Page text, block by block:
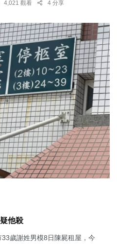
4,021 觀看 4 分享
他殺
33歲謝姓男模8日陳屍租屋，今